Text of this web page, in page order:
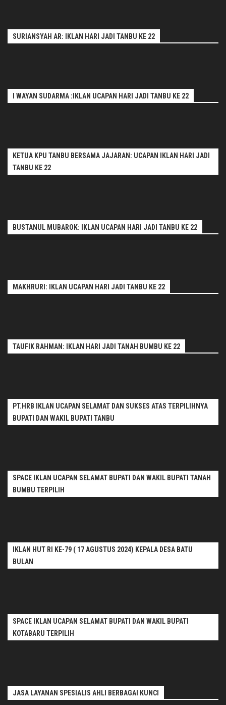
SURIANSYAH AR: IKLAN HARI JADI TANBU KE 22
I WAYAN SUDARMA :IKLAN UCAPAN HARI JADI TANBU KE 22
KETUA KPU TANBU BERSAMA JAJARAN: UCAPAN IKLAN HARI JADI
TANBU KE 22
BUSTANUL MUBAROK: IKLAN UCAPAN HARI JADI TANBU KE 22
MAKHRURI: IKLAN UCAPAN HARI JADI TANBU KE 22
TAUFIK RAHMAN: IKLAN HARI JADI TANAH BUMBU KE 22
PT.HRB IKLAN UCAPAN SELAMAT DAN SUKSES ATAS TERPILIHNYA
BUPATI DAN WAKIL BUPATI TANBU
SPACE IKLAN UCAPAN SELAMAT BUPATI DAN WAKIL BUPATI TANAH
BUMBU TERPILIH
IKLAN HUT RI KE-79 ( 17 AGUSTUS 2024) KEPALA DESA BATU
BULAN
SPACE IKLAN UCAPAN SELAMAT BUPATI DAN WAKIL BUPATI
KOTABARU TERPILIH
JASA LAYANAN SPESIALIS AHLI BERBAGAI KUNCI